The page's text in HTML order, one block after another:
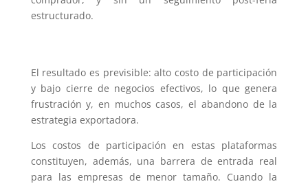
estructurado.
El resultado es previsible: alto costo de participación
y bajo cierre de negocios efectivos, lo que genera
frustración y, en muchos casos, el abandono de la
estrategia exportadora.
Los costos de participación en estas plataformas
constituyen, además, una barrera de entrada real
para las empresas de menor tamaño. Cuando la